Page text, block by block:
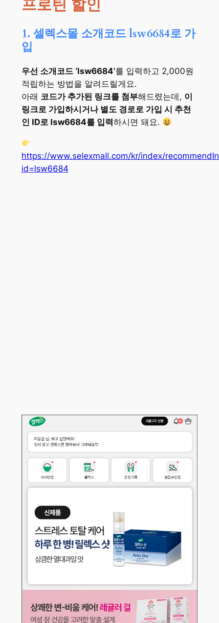
프로틴 할인
1. 셀렉스몰 소개코드 lsw6684로 가
입
우선 소개코드 ‘lsw6684’를 입력하고 2,000원
적립하는 방법을 알려드릴게요.
아래 코드가 추가된 링크를 첨부해드렸는데, 이
링크로 가입하시거나 별도 경로로 가입 시 추천
인 ID로 lsw6684를 입력하시면 돼요.
https://www.selexmall.com/kr/index/
id=lsw6684